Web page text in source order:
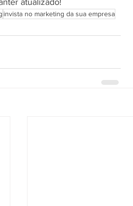
atualizado!
invista no marketing da sua empresa